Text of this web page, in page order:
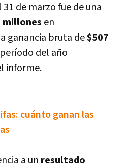
de marzo fue de una
millones en
ganancia bruta de$507
del año
informe.
cuánto ganan las
a un resultado